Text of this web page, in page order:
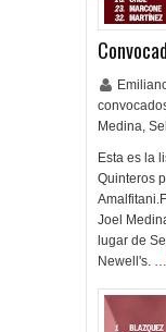
Medina,
Esta es la
Quinteros
Joel
lugar de
Newell's. …